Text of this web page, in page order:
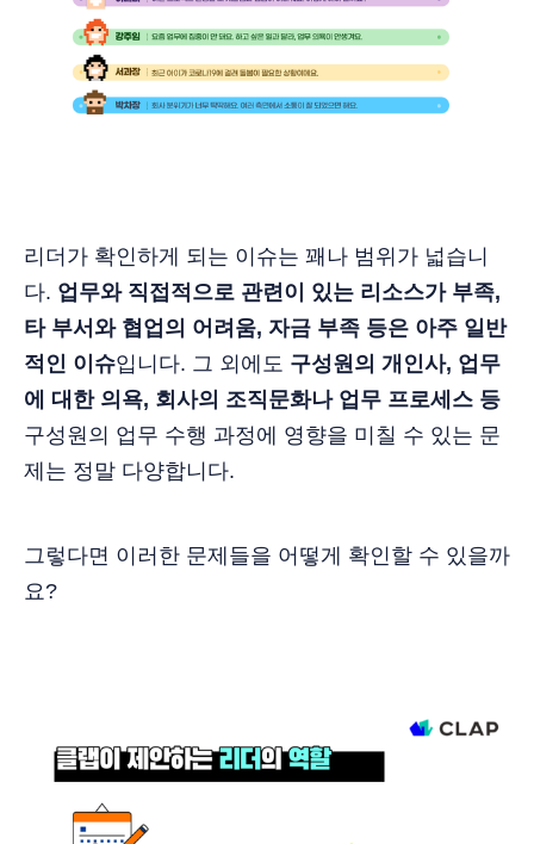
리더가 확인하게 되는 이슈는 꽤나 범위가 넓습니
다. 업무와 직접적으로 관련이 있는 리소스가 부족,
타 부서와 협업의 어려움, 자금 부족 등은 아주 일반
적인 이슈입니다. 그 외에도 구성원의 개인사, 업무
에 대한 의욕, 회사의 조직문화나 업무 프로세스 등
구성원의 업무 수행 과정에 영향을 미칠 수 있는 문
제는 정말 다양합니다.
그렇다면 이러한 문제들을 어떻게 확인할 수 있을까
요?